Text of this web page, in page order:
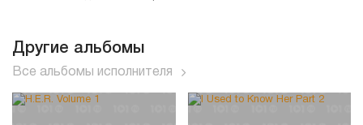
Другие альбомы
Все альбомы исполнителя